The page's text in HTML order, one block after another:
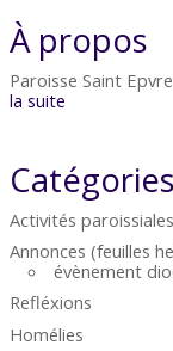
À propos
Paroisse Saint
la suite
Catégories
Activités paroissiales
Annonces (feuilles
évènement
Refléxions
Homélies